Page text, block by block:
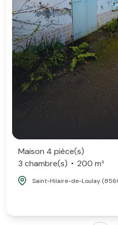
Maison 4 pièce(s)
3 chambre(s)
200 m²
Saint-Hilaire-de-Loulay